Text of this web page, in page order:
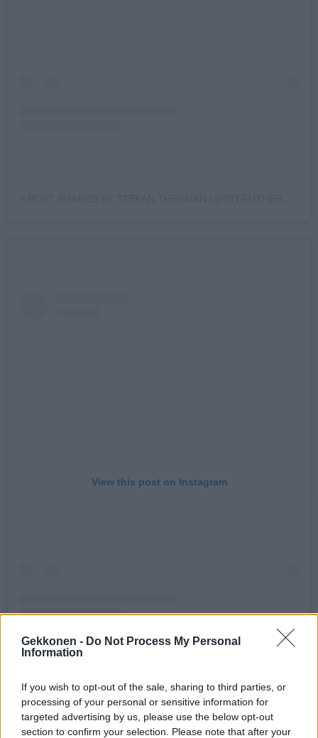
Gekkonen - Do Not Process My Personal
Information
If you wish to opt-out of the sale, sharing to third parties, or
processing of your personal or sensitive information for
targeted advertising by us, please use the below opt-out
section to confirm your selection. Please note that after your
View this post on Instagram
A POST SHARED BY STEFAN THERMAN (@STEFUTHERMAN)